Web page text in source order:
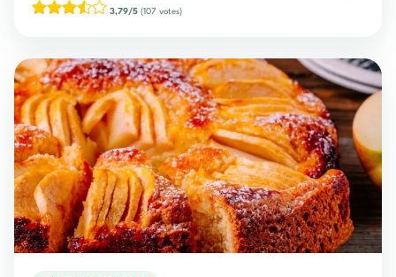
3,79/5 (107 votes)